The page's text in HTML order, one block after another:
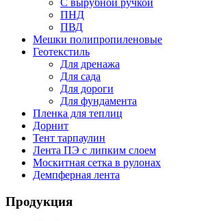
С вырубной ручкой
ПНД
ПВД
Мешки полипропиленовые
Геотекстиль
Для дренажа
Для сада
Для дороги
Для фундамента
Пленка для теплиц
Дорнит
Тент тарпаулин
Лента ПЭ с липким слоем
Москитная сетка в рулонах
Демпферная лента
Продукция